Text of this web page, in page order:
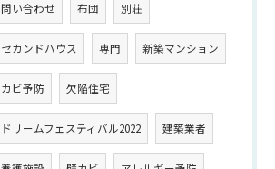
問い合わせ 布団 別荘
セカンドハウス 専門 新築マンション
カビ予防 欠陥住宅
ドリームフェスティバル2022 建築業者